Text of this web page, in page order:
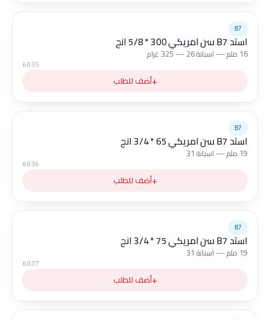
B7
استد B7 سن امريكي 300 * 5/8 انج
16 ملم --- اسبانة 26 --- 325 غرام
6035
+أضف للطلب
B7
استد B7 سن امريكي 65 * 3/4 انج
19 ملم --- اسبانة 31
6036
+أضف للطلب
B7
استد B7 سن امريكي 75 * 3/4 انج
19 ملم --- اسبانة 31
6037
+أضف للطلب